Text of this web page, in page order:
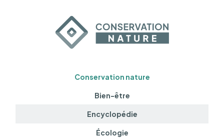
Conservation nature
Bien-être
Encyclopédie
Écologie